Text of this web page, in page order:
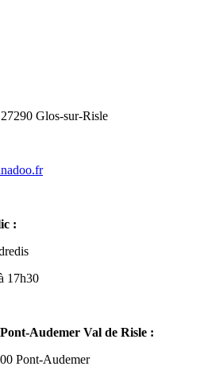
Glos-sur-Risle
:
17h30
Audemer Val de Risle :
Pont-Audemer